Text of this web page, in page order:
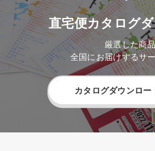
直宅便カタログ
厳選した商
全国にお届けするサ
カタログダウンロー